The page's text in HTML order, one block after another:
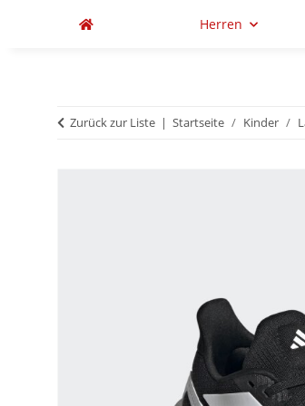
Herren
Zurück zur Liste Startseite Kinder